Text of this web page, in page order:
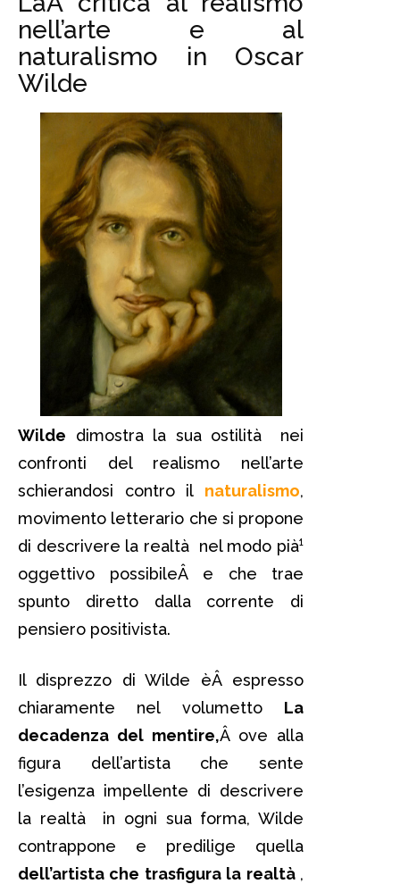
nell’arte e al
naturalismo in Oscar
Wilde
Wilde dimostra la sua ostilità nei
confronti del realismo nell’arte
schierandosi contro il naturalismo,
movimento letterario che si propone
di descrivere la realtà nel modo pià¹
oggettivo possibileÂ e che trae
spunto diretto dalla corrente di
pensiero positivista.
Il disprezzo di Wilde èÂ espresso
chiaramente nel volumetto La
decadenza del mentire,Â ove alla
figura dell’artista che sente
l’esigenza impellente di descrivere
la realtà in ogni sua forma, Wilde
contrappone e predilige quella
dell’artista che trasfigura la realtà ,